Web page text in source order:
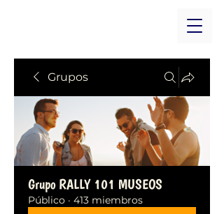
Grupos
Grupo RALLY 101 MUSEOS
Público · 413 miembros